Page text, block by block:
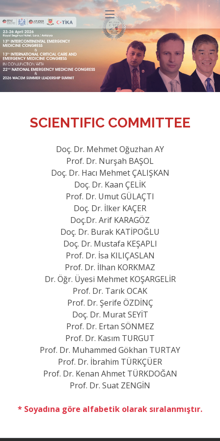
SCIENTIFIC COMMITTEE
Doç. Dr. Mehmet Oğuzhan AY
Prof. Dr. Nurşah BAŞOL
Doç. Dr. Hacı Mehmet ÇALIŞKAN
Doç. Dr. Kaan ÇELİK
Prof. Dr. Umut GÜLAÇTI
Doç. Dr. İlker KAÇER
Doç.Dr. Arif KARAGÖZ
Doç. Dr. Burak KATİPOĞLU
Doç. Dr. Mustafa KEŞAPLI
Prof. Dr. İsa KILIÇASLAN
Prof. Dr. İlhan KORKMAZ
Dr. Öğr. Üyesi Mehmet KOŞARGELİR
Prof. Dr. Tarık OCAK
Prof. Dr. Şerife ÖZDİNÇ
Doç. Dr. Murat SEYİT
Prof. Dr. Ertan SÖNMEZ
Prof. Dr. Kasım TURGUT
Prof. Dr. Muhammed Gökhan TURTAY
Prof. Dr. İbrahim TÜRKÇÜER
Prof. Dr. Kenan Ahmet TÜRKDOĞAN
Prof. Dr. Suat ZENGİN
* Soyadına göre alfabetik olarak sıralanmıştır.